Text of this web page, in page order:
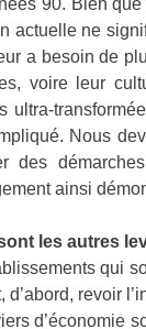
90. Bien
actuelle ne
a besoin de
voire leur
ultra-
Nous
des
ainsi
les autres
qui
d’abord, revoir
d’économie